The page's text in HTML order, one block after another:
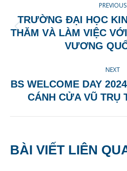
NAVIGATION
PREVIOUS
TRƯỜNG ĐẠI HỌC
THĂM VÀ LÀM VIỆC
VƯƠNG
NEXT
Next
post:
BS WELCOME DAY
CÁNH CỬA VŨ TRỤ
BÀI VIẾT LIÊN